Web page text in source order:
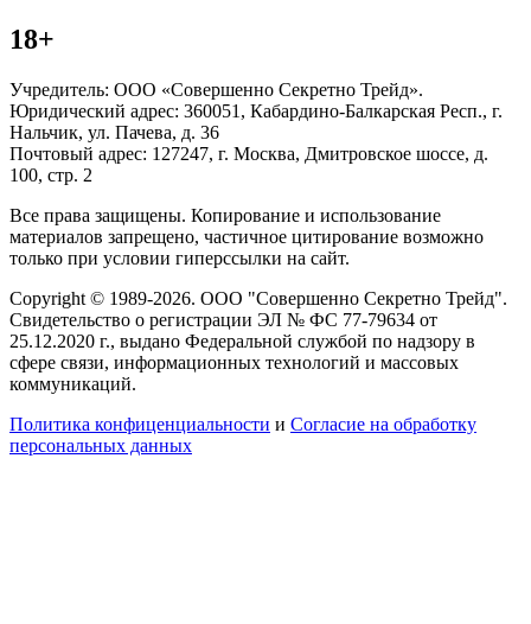
18+
Учредитель: ООО «Совершенно Секретно Трейд».
Юридический адрес: 360051, Кабардино-Балкарская Респ., г.
Нальчик, ул. Пачева, д. 36
Почтовый адрес: 127247, г. Москва, Дмитровское шоссе, д.
100, стр. 2
Все права защищены. Копирование и использование
материалов запрещено, частичное цитирование возможно
только при условии гиперссылки на сайт.
Copyright © 1989-2026. ООО "Совершенно Секретно Трейд".
Свидетельство о регистрации ЭЛ № ФС 77-79634 от
25.12.2020 г., выдано Федеральной службой по надзору в
сфере связи, информационных технологий и массовых
коммуникаций.
Политика конфиценциальности и Согласие на обработку
персональных данных